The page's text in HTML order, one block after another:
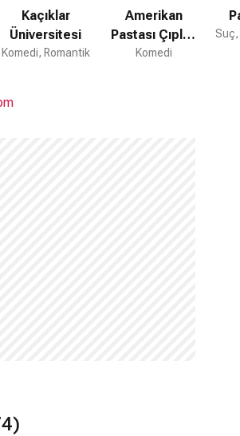
Kaçıklar
Üniversitesi
Komedi, Romantik
Amerikan
Pastası Çıplak
Yol
Komedi
Suç,